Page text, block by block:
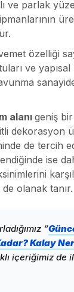
ve parlak
özelliği
ve
alanıgeniş
dekorasyon
de tercih
ise
olanak tanır.
“
Kalay
içeriğimiz de